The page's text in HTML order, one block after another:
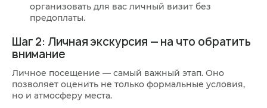
организовать для вас личный визит без
предоплаты.
Шаг 2: Личная экскурсия — на что обратить
внимание
Личное посещение — самый важный этап. Оно
позволяет оценить не только формальные условия,
но и атмосферу места.